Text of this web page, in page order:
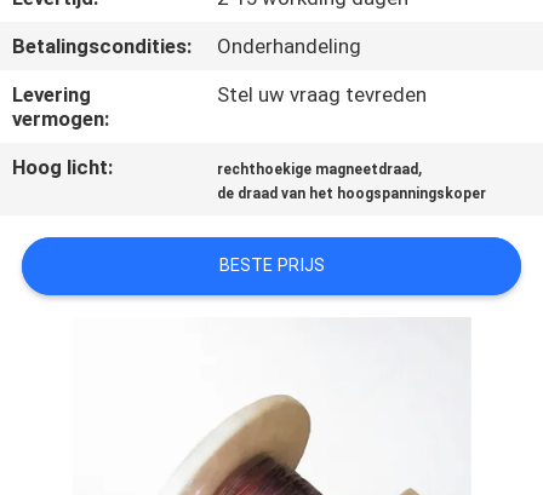
NIEUWS
VERZOEK
OM EEN
SITEMAP
Betalingscondities:
Onderhandeling
Levering
vermogen:
Stel uw vraag tevreden
Hoog licht: rechthoekige magneetdraad ,
de draad van het hoogspanningskoper
BESTE PRIJS